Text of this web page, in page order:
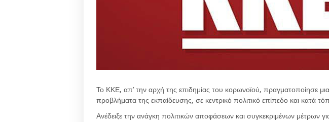
Το ΚΚΕ, απ’ την αρχή της επιδημίας του κορωνοϊού, πραγματοποίησε
προβλήματα της εκπαίδευσης, σε κεντρικό πολιτικό επίπεδο και κατά
Ανέδειξε την ανάγκη πολιτικών αποφάσεων και συγκεκριμένων μέτρων